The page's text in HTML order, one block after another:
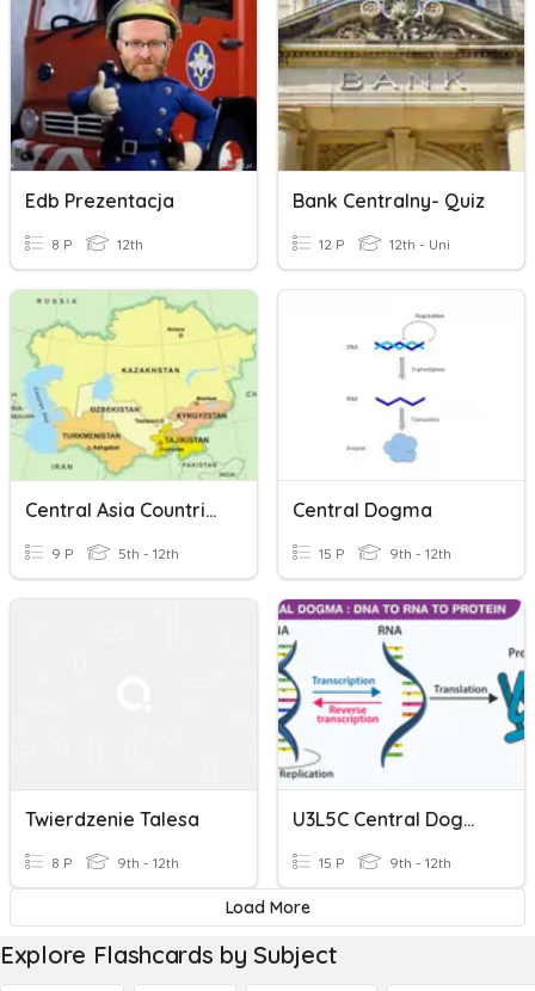
Edb Prezentacja
8 P 12th
Bank Centralny- Quiz
12 P 12th - Uni
Central Asia Countries
9 P 5th - 12th
Central Dogma
15 P 9th - 12th
Twierdzenie Talesa
8 P 9th - 12th
U3L5C Central Dogma
15 P 9th - 12th
Load More
Explore Flashcards by Subject